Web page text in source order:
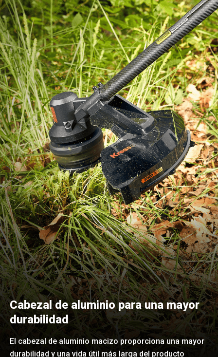
Cabezal de aluminio para una mayor
durabilidad
El cabezal de aluminio macizo proporciona una mayor
durabilidad y una vida útil más larga del producto